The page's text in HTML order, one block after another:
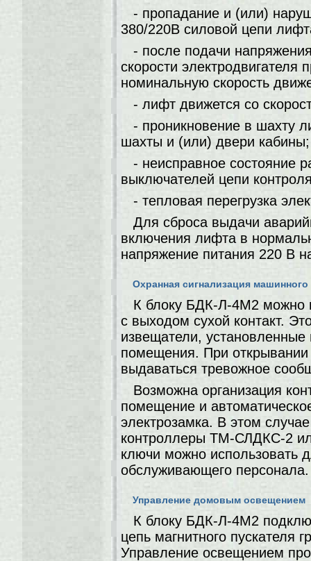
- пропадание и (или)
380/220В силовой цепи
- после подачи
скорости
номинальную скорость
- лифт движется со
- проникновение в шахту
шахты и (или) двери кабины;
- неисправное состояние
выключателей цепи
- тепловая перегрузка
Для сброса выдачи
включения лифта в
напряжение питания 220 В
Охранная сигнализация
К блоку БДК-Л-4М2 можно
с выходом сухой контакт.
извещатели,
помещения. При открывании
выдаваться тревожное
Возможна организация
помещение и
электрозамка. В этом
контроллеры ТМ-СЛДКС-2
ключи можно использовать
обслуживающего персонала.
Управление домовым освещением
К блоку БДК-Л-4М2
цепь магнитного пускателя
Управление освещением